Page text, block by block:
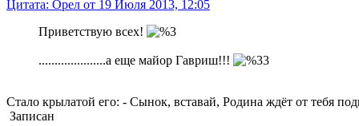
Цитата: Орел от 19 Июля 2013, 12:05
Приветствую всех!
.....................а еще майор Гавриш!!!
Стало крылатой его: - Сынок, вставай, Родина ждёт от тебя
Записан